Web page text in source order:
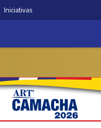
Iniciativas